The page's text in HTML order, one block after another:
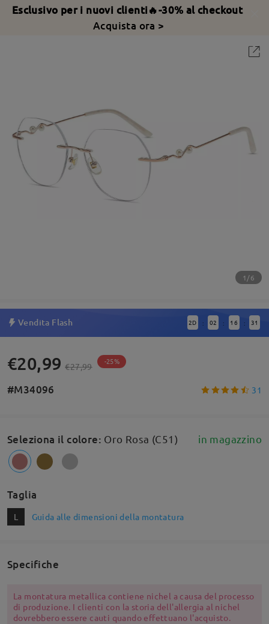
Esclusivo per i nuovi clienti🔥-30% al checkout
Acquista ora >
1/6
Vendita Flash 2D : 02 : 16 : 30
€20,99 €27,99 -25%
#M34096 31
Seleziona il colore: Oro Rosa (C51) in magazzino
Taglia
L Guida alle dimensioni della montatura
Specifiche
La montatura metallica contiene nichel a causa del processo
di produzione. I clienti con la storia dell'allergia al nichel
dovrebbero essere cauti quando effettuano l'acquisto.